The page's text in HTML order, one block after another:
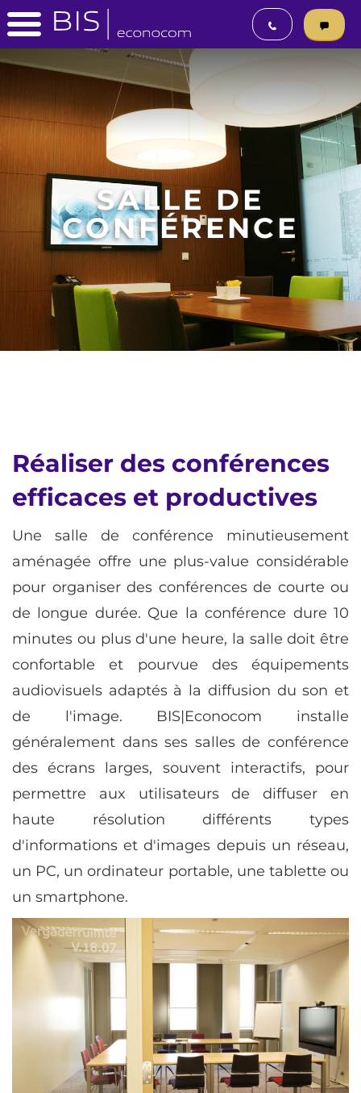
SALLE DE
CONFÉRENCE
Réaliser des conférences
efficaces et productives
Une salle de conférence minutieusement
aménagée offre une plus-value considérable
pour organiser des conférences de courte ou
de longue durée. Que la conférence dure 10
minutes ou plus d'une heure, la salle doit être
confortable et pourvue des équipements
audiovisuels adaptés à la diffusion du son et
de l'image. BIS|Econocom installe
généralement dans ses salles de conférence
des écrans larges, souvent interactifs, pour
permettre aux utilisateurs de diffuser en
haute résolution différents types
d'informations et d'images depuis un réseau,
un PC, un ordinateur portable, une tablette ou
un smartphone.